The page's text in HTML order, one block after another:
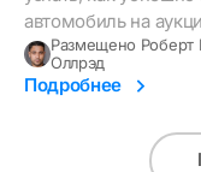
автомобиль на
Размещено Роберт
Оллрэд
Подробнее